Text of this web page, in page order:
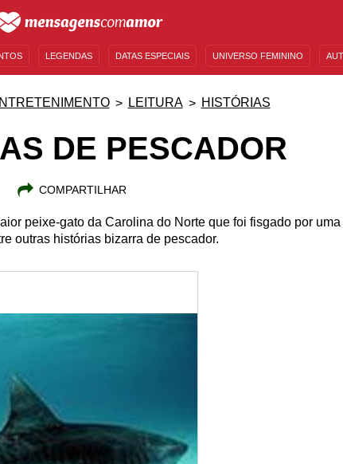
LEGENDAS DATAS ESPECIAIS UNIVERSO FEMININO
LEITURA HISTÓRIAS
DE PESCADOR
COMPARTILHAR
peixe-gato da Carolina do Norte que foi fisgado por uma
outras histórias bizarra de pescador.